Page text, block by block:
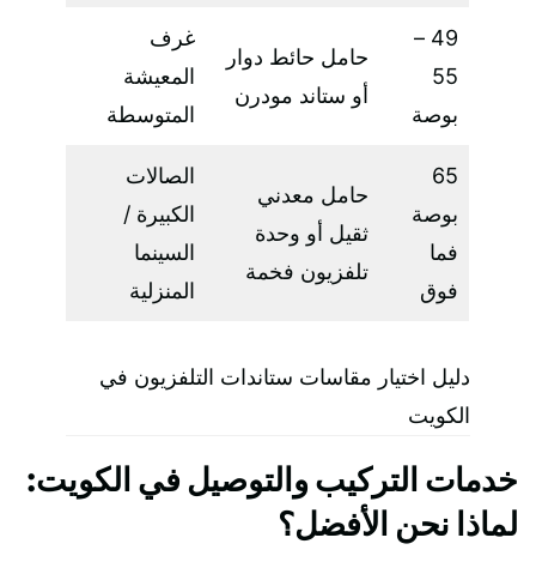
49 –
55
بوصة
حامل حائط دوار
أو ستاند مودرن
غرف
المعيشة
المتوسطة
65
بوصة
فما
فوق
حامل معدني
ثقيل أو وحدة
تلفزيون فخمة
الصالات
الكبيرة /
السينما
المنزلية
دليل اختيار مقاسات ستاندات التلفزيون في
الكويت
خدمات التركيب والتوصيل في الكويت:
لماذا نحن الأفضل؟